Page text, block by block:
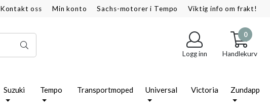
Kontakt oss Min konto Sachs-motorer i Tempo Viktig info om frakt!
Logg inn
0
Handlekurv
Suzuki Tempo Transportmoped Universal Victoria Zundapp